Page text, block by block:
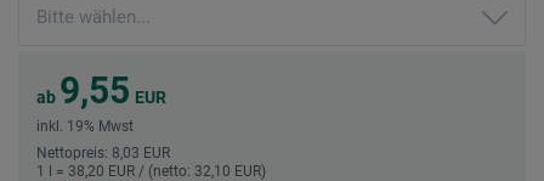
ab 9,55 EUR
inkl. 19% Mwst
Nettopreis: 8,03 EUR
1 l = 38,20 EUR / (netto: 32,10 EUR)